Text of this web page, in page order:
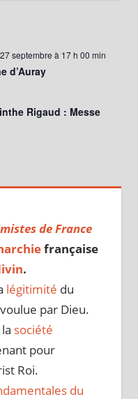
27 septembre à 17 h 00 min
d’Auray
Rigaud : Messe
de France
française
.
légitimité du
voulue par Dieu.
société
pour
Roi.
du